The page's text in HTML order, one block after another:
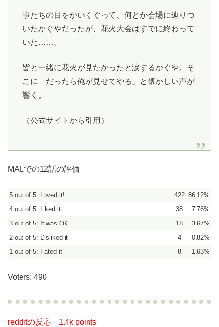
事たちの目をかいくぐって、何とか会場に辿りつ
いたかぐやだったが、花火大会はすでに終わって
いた……。
皆と一緒に花火が見たかったと涙するかぐや。そ
こに「だったら俺が見せてやる」と懐かしい声が
響く。
（公式サイトから引用）
MALでの12話の評価
5 out of 5: Loved it! 422 86.12%
4 out of 5: Liked it
38
7.76%
3 out of 5: It was OK
18
3.67%
2 out of 5: Disliked it
4
0.82%
1 out of 5: Hated it
8 1.63%
Voters: 490
redditの反応 1.4k points